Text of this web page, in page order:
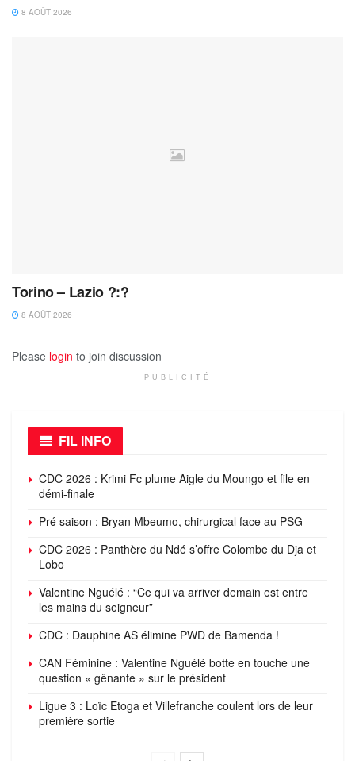
8 AOÛT 2026
Torino – Lazio ?:?
8 AOÛT 2026
Please login to join discussion
PUBLICITÉ
FIL INFO
CDC 2026 : Krimi Fc plume Aigle du Moungo et file en
démi-finale
Pré saison : Bryan Mbeumo, chirurgical face au PSG
CDC 2026 : Panthère du Ndé s’offre Colombe du Dja et
Lobo
Valentine Nguélé : “Ce qui va arriver demain est entre
les mains du seigneur”
CDC : Dauphine AS élimine PWD de Bamenda !
CAN Féminine : Valentine Nguélé botte en touche une
question « gênante » sur le président
Ligue 3 : Loïc Etoga et Villefranche coulent lors de leur
première sortie